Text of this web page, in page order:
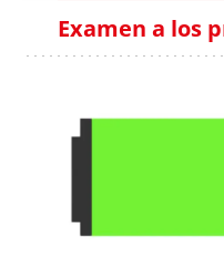
Examen a los